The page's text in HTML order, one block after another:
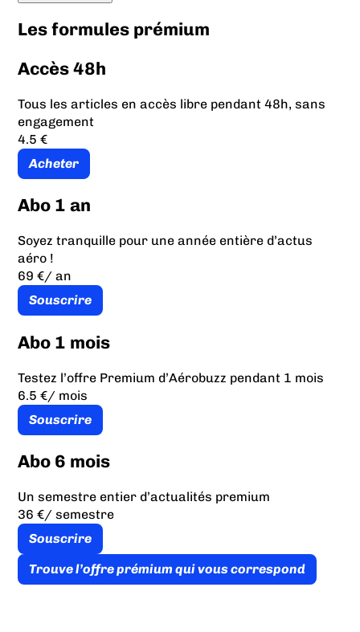
Les formules prémium
Accès 48h
Tous les articles en accès libre pendant 48h, sans
engagement
4.5 €
Acheter
Abo 1 an
Soyez tranquille pour une année entière d’actus
aéro !
69 €/ an
Souscrire
Abo 1 mois
Testez l’offre Premium d’Aérobuzz pendant 1 mois
6.5 €/ mois
Souscrire
Abo 6 mois
Un semestre entier d’actualités premium
36 €/ semestre
Souscrire
Trouve l’offre prémium qui vous correspond